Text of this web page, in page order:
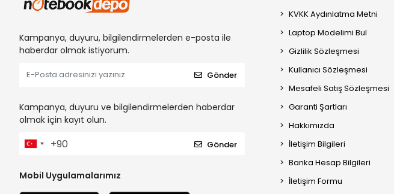
Kampanya, duyuru, bilgilendirmelerden e-posta ile
haberdar olmak istiyorum.
Gönder
Kampanya, duyuru ve bilgilendirmelerden haberdar
olmak için kayıt olun.
Gönder
Mobil Uygulamalarımız
KVKK Aydınlatma Metni
Laptop Modelimi Bul
Gizlilik Sözleşmesi
Kullanıcı Sözleşmesi
Mesafeli Satış Sözleşmesi
Garanti Şartları
Hakkımızda
İletişim Bilgileri
Banka Hesap Bilgileri
İletişim Formu